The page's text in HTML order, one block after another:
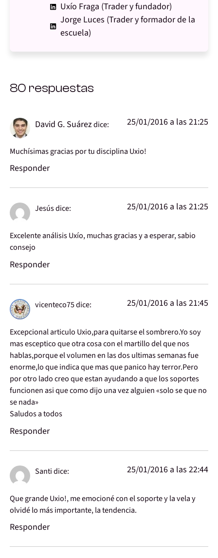
Uxío Fraga (Trader y fundador)
Jorge Luces (Trader y formador de la
escuela)
80 respuestas
David G. Suárezdice: 25/01/2016 a las 21:25
Muchísimas gracias por tu disciplina Uxio!
Responder
Jesúsdice: 25/01/2016 a las 21:25
Excelente análisis Uxío, muchas gracias y a esperar, sabio
consejo
Responder
vicenteco75dice: 25/01/2016 a las 21:45
Excepcional articulo Uxio,para quitarse el sombrero.Yo soy
mas esceptico que otra cosa con el martillo del que nos
hablas,porque el volumen en las dos ultimas semanas fue
enorme,lo que indica que mas que panico hay terror.Pero
por otro lado creo que estan ayudando a que los soportes
funcionen asi que como dijo una vez alguien «solo se que no
se nada»
Saludos a todos
Responder
Santidice: 25/01/2016 a las 22:44
Que grande Uxio!, me emocioné con el soporte y la vela y
olvidé lo más importante, la tendencia.
Responder